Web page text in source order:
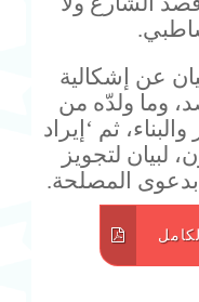
عن إشكالية
وما ولدّه من
ثم ‘إيراد
لبيان لتجويز
المصلحة.